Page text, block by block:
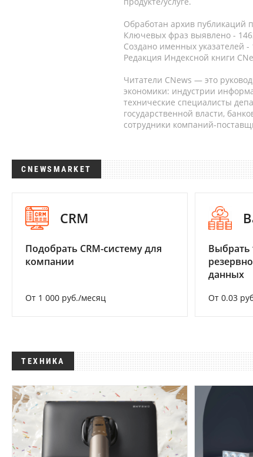
Обработан архив публикаций
Ключевых фраз выявлено -
Создано именных указателей -
Редакция Индексной книги
Читатели CNews — это
экономики: индустрии
технические специалисты
государственной власти,
сотрудники компаний-
CNEWSMARKET
CRM
Подобрать CRM-систему для
компании
От 1 000 руб./месяц
Выбрать
данных
От 0.03
ТЕХНИКА